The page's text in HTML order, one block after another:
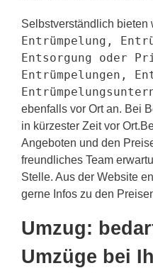
Selbstverständlich bieten
Entrümpelung,
Entsorgung oder
Entrümpelungen,
ebenfalls vor Ort an. Bei
in kürzester Zeit vor
Angeboten und den
freundliches Team
Stelle. Aus der Website
gerne Infos zu den
Umzug:
Umzüge bei